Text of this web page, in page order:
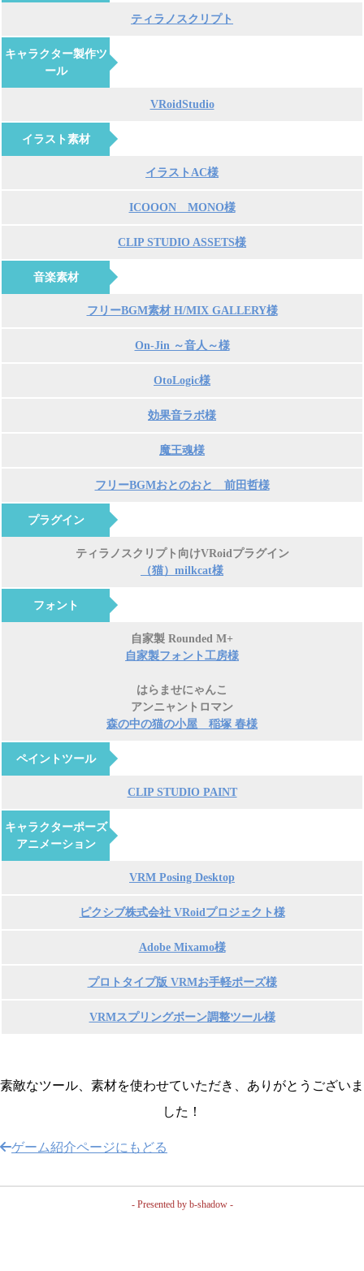
ティラノスクリプト
キャラクター製作ツ
ール
VRoidStudio
イラスト素材
イラストAC様
ICOOON MONO様
CLIP STUDIO ASSETS様
音楽素材
フリーBGM素材 H/MIX GALLERY様
On-Jin ～音人～様
OtoLogic様
効果音ラボ様
魔王魂様
フリーBGMおとのおと 前田哲様
プラグイン
ティラノスクリプト向けVRoidプラグイン
（猫）milkcat様
フォント
自家製 Rounded M+
自家製フォント工房様
はらませにゃんこ
アンニャントロマン
森の中の猫の小屋 稲塚 春様
ペイントツール
CLIP STUDIO PAINT
キャラクターポーズ
アニメーション
VRM Posing Desktop
ピクシブ株式会社 VRoidプロジェクト様
Adobe Mixamo様
プロトタイプ版 VRMお手軽ポーズ様
VRMスプリングボーン調整ツール様
素敵なツール、素材を使わせていただき、ありがとうございま
した！
ゲーム紹介ページにもどる
- Presented by b-shadow -